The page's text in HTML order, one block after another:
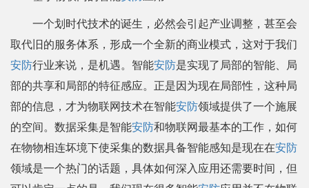
一个划时代技术的诞生，必然会引起产业调整，甚至会
取代旧的服务体系，形成一个全新的商业模式，这对于我们
安防行业来说，是机遇。智能安防是实现了局部的智能、局
部的共享和局部的特征感应。正是因为现在局部性，这种局
部的信息，才为物联网技术在智能安防领域提供了一个施展
的空间。数据采集是智能安防和物联网最基本的工作，如何
在物物相连坏境下使采集的数据具备智能感知是现在在安防
领域是一个热门的话题，具体如何深入应用还需要时间，但